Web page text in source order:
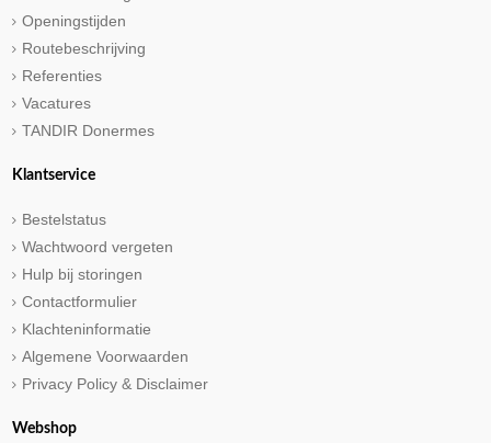
Openingstijden
Routebeschrijving
Referenties
Vacatures
TANDIR Donermes
Klantservice
Bestelstatus
Wachtwoord vergeten
Hulp bij storingen
Contactformulier
Klachteninformatie
Algemene Voorwaarden
Privacy Policy & Disclaimer
Webshop